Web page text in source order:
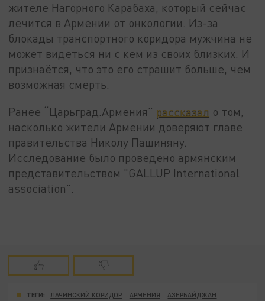
жителе Нагорного Карабаха, который сейчас
лечится в Армении от онкологии. Из-за
блокады транспортного коридора мужчина не
может видеться ни с кем из своих близких. И
признаётся, что это его страшит больше, чем
возможная смерть.
Ранее “Царьград.Армения” рассказал о том,
насколько жители Армении доверяют главе
правительства Николу Пашиняну.
Исследование было проведено армянским
представительством "GALLUP International
association".
ТЕГИ: ЛАЧИНСКИЙ КОРИДОР АРМЕНИЯ АЗЕРБАЙДЖАН